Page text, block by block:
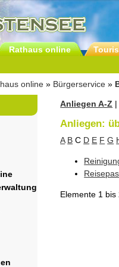
Rathaus online
online » Bürgerservice »
Anliegen A-Z
Anliegen:
A B C D E F G
Elemente 1 bis